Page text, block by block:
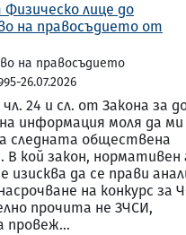
лице до
на правосъдието от
на правосъдието
26.07.2026
24 и сл. от Закона за
информация моля да ми
следната обществена
В кой закон, нормативен
изисква да се прави
на конкурс за
прочита не ЗЧСИ,
провеж...